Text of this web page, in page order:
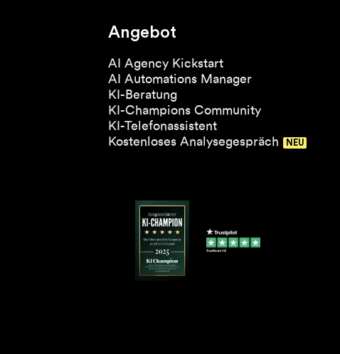
Angebot
AI Agency Kickstart
AI Automations Manager
KI-Beratung
KI-Champions Community
KI-Telefonassistent
Kostenloses Analysegespräch